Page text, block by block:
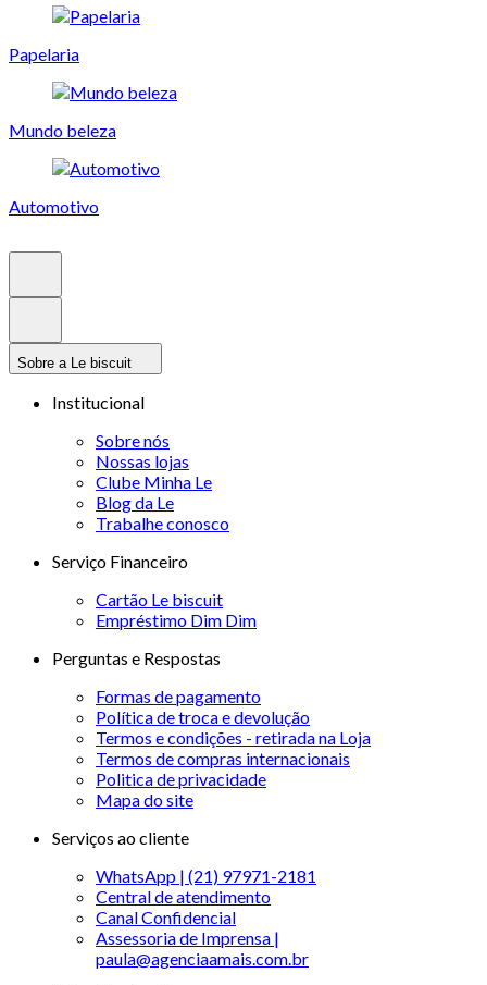
Papelaria
Mundo beleza
Automotivo
Sobre a Le biscuit
Institucional
Sobre nós
Nossas lojas
Clube Minha Le
Blog da Le
Trabalhe conosco
Serviço Financeiro
Cartão Le biscuit
Empréstimo Dim Dim
Perguntas e Respostas
Formas de pagamento
Política de troca e devolução
Termos e condições - retirada na Loja
Termos de compras internacionais
Politica de privacidade
Mapa do site
Serviços ao cliente
WhatsApp | (21) 97971-2181
Central de atendimento
Canal Confidencial
Assessoria de Imprensa |
paula@agenciaamais.com.br